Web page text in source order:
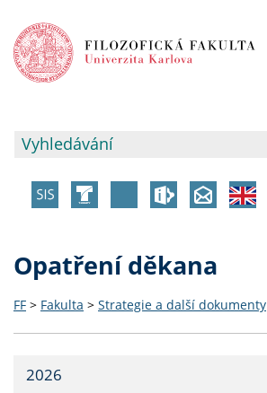
Opatření děkana
FF > Fakulta > Strategie a další dokumenty
2026